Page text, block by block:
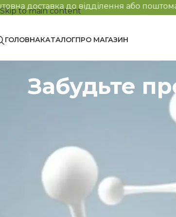
Skip to main content
відділення або поштомату на
ГОЛОВНАКАТАЛОГПРО МАГАЗИН
Забудьте
Відчуваєте постійну втому, набряки та